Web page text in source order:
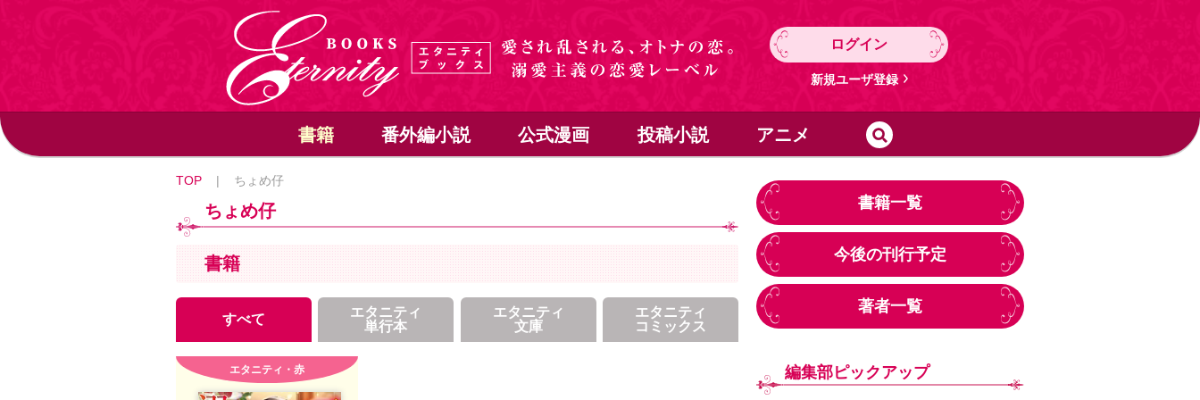
ログイン
新規ユーザ登録
書籍 番外編小説 公式漫画 投稿小説 アニメ
TOP | ちょめ仔
ちょめ仔
書籍
すべて
エタニティ
単行本
エタニティ
文庫
エタニティ
コミックス
エタニティ・赤
書籍一覧
今後の刊行予定
著者一覧
編集部ピックアップ